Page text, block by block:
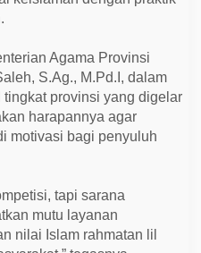
Agama Provinsi
S.Ag., M.Pd.I, dalam
provinsi yang digelar
harapannya agar
motivasi bagi penyuluh
tapi sarana
mutu layanan
nilai Islam rahmatan lil